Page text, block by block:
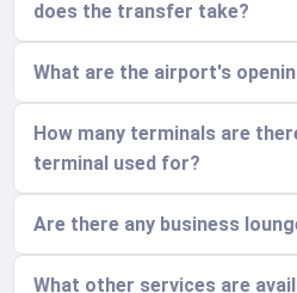
does the transfer take?
What are the airport's
How many terminals are
terminal used for?
Are there any business
What other services are